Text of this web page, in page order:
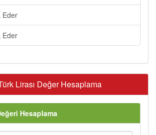
Eder
Eder
Lirası Değer Hesaplama
Hesaplama